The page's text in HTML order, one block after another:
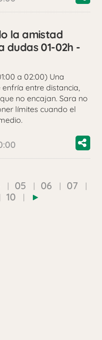
la amistad
dudas 01-02h -
a 02:00) Una
entre distancia,
no encajan. Sara no
límites cuando el
05 06
07
10